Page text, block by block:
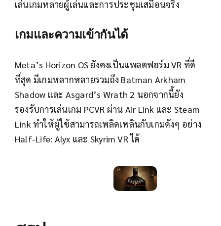
เล่นเกมหลายผู้เล่นและการประชุมเสมือนจริง
เกมและความเข้ากันได้
Meta’s Horizon OS ยังคงเป็นแพลตฟอร์ม VR ที่ดี
ที่สุด มีเกมหลากหลายรวมถึง Batman Arkham
Shadow และ Asgard’s Wrath 2 นอกจากนี้ยัง
รองรับการเล่นเกม PCVR ผ่าน Air Link และ Steam
Link ทำให้ผู้ใช้สามารถเพลิดเพลินกับเกมดังๆ อย่าง
Half-Life: Alyx และ Skyrim VR ได้